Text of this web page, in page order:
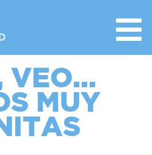
VEO...
MUY